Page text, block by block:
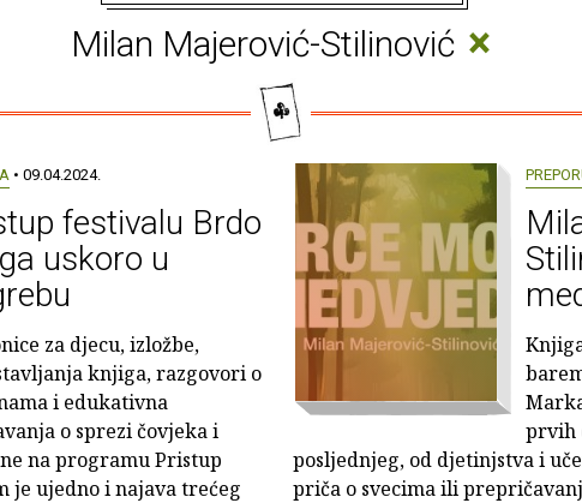
Milan Majerović-Stilinović ×
• 09.04.2024.
festivalu Brdo
uskoro u
za djecu, izložbe,
knjiga, razgovori o
i edukativna
o sprezi čovjeka i
na programu Pristup
ujedno i najava trećeg
prvih
posljednjeg, od djetinjstva i
priča o svecima ili